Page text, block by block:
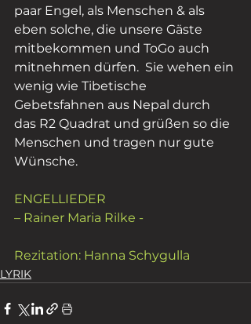
paar Engel, als Menschen & als
eben solche, die unsere Gäste
mitbekommen und ToGo auch
mitnehmen dürfen.  Sie wehen ein
wenig wie Tibetische
Gebetsfahnen aus Nepal durch
das R2 Quadrat und grüßen so die
Menschen und tragen nur gute
Wünsche.
ENGELLIEDER
– Rainer Maria Rilke -
Rezitation: Hanna Schygulla
LYRIK